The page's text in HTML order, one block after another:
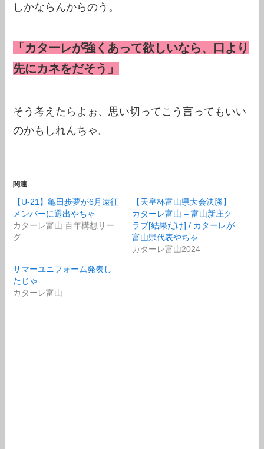
しかならんからのう。
「カターレが強くあって欲しいなら、口より
先にカネをだそう」
そう考えたらよぉ、思い切ってこう言ってもいい
のかもしれんちゃ。
関連
【U-21】亀田歩夢が6月遠征
メンバーに選出やちゃ
カターレ富山 百年構想リー
グ
【天皇杯富山県大会決勝】
カターレ富山 – 富山新庄ク
ラブ[結果だけ] / カターレが
富山県代表やちゃ
カターレ富山2024
サマーユニフォーム発表し
たじゃ
カターレ富山